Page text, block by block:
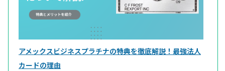
アメックスビジネスプラチナの特典を徹底解説！最強法人
カードの理由